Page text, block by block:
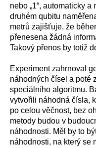
nebo „1“, automaticky
druhém qubitu
metrů zajišťuje, že
přenesena žádná
Takový přenos by totiž
Experiment zahrnoval
náhodných čísel a poté
speciálního algoritmu.
vytvořili náhodná čísla,
po celou věčnost, bez
metody budou v
náhodnosti. Měl by to
náhodnosti, na který se